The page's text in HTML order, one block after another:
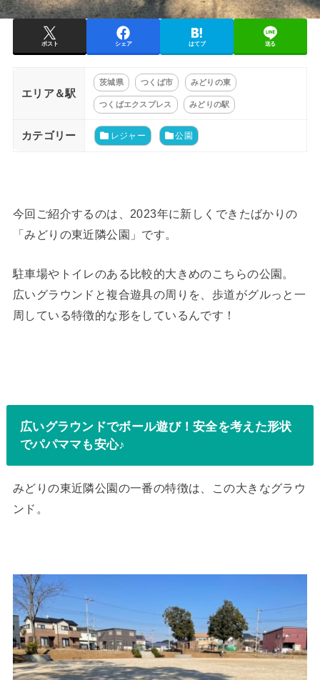
ポスト シェア はてブ 送る
エリア＆駅
茨城県 つくば市 みどりの東
つくばエクスプレス みどりの駅
カテゴリー レジャー 公園
今回ご紹介するのは、2023年に新しくできたばかりの
「みどりの東近隣公園」です。
駐車場やトイレのある比較的大きめのこちらの公園。
広いグラウンドと複合遊具の周りを、歩道がグルっと一
周している特徴的な形をしているんです！
広いグラウンドでボール遊び！安全を考えた形状
でパパママも安心♪
みどりの東近隣公園の一番の特徴は、この大きなグラウ
ンド。